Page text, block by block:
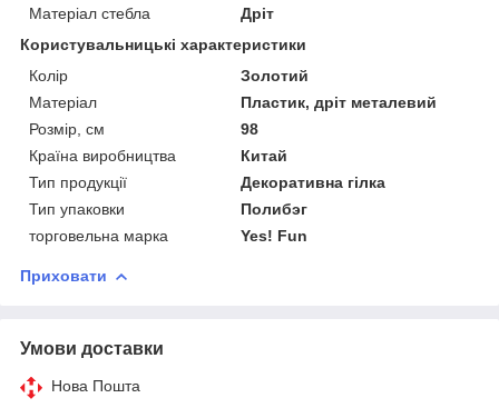
Матеріал стебла
Дріт
Користувальницькі характеристики
Колір
Золотий
Матеріал
Пластик, дріт металевий
Розмір, см
98
Країна виробництва
Китай
Тип продукції
Декоративна гілка
Тип упаковки
Полибэг
торговельна марка
Yes! Fun
Приховати
Умови доставки
Нова Пошта